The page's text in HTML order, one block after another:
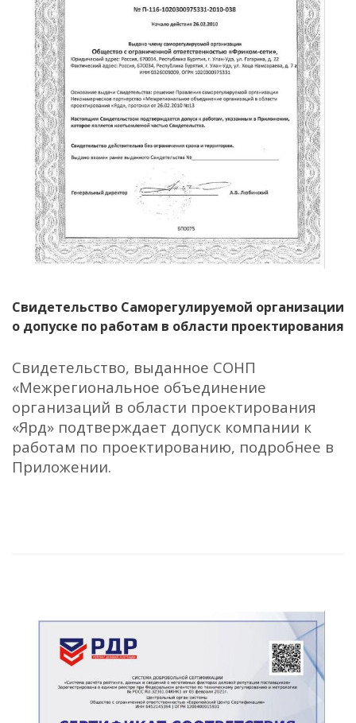
Свидетельство Саморегулируемой организации
о допуске по работам в области проектирования
Свидетельство, выданное СОНП
«Межрегиональное объединение
организаций в области проектирования
«Ярд» подтверждает допуск компании к
работам по проектированию, подробнее в
Приложении.